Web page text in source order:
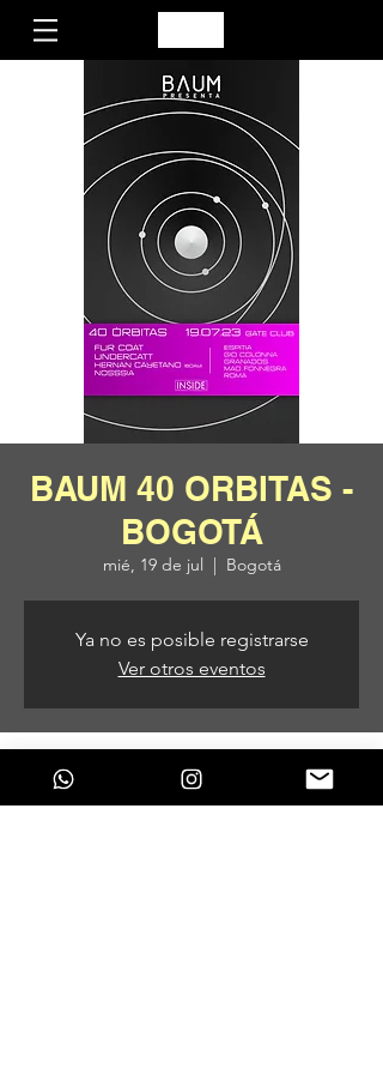
BAUM 40 ORBITAS -
BOGOTÁ
mié, 19 de jul
  |
Bogotá
Ya no es posible registrarse
Ver otros eventos
Horario y ubicación